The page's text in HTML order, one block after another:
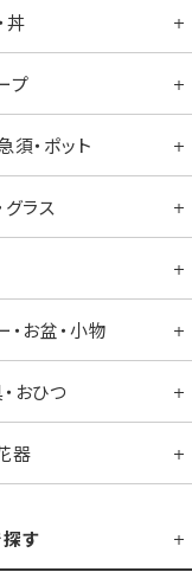
丼
プ
須・ポット
グラス
・お盆・小物
おひつ
器
す